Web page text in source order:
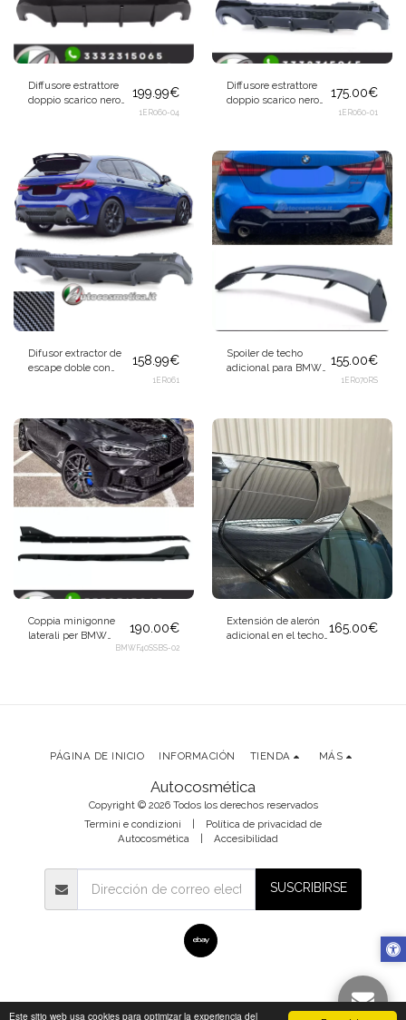
Este sitio web usa cookies para optimizar la experiencia del
Diffusore estrattore
doppio scarico nero
199.99€
1ER060-04
Diffusore estrattore
doppio scarico nero
175.00€
1ER060-01
Difusor extractor de
escape doble con
158.99€
1ER061
Spoiler de techo
adicional para BMW
155.00€
1ER070RS
Coppia minigonne
laterali per BMW
Serie 1 F40 118d 120d
190.00€
BMWF40SSBS-02
Extensión de alerón
adicional en el techo 165.00€
Autocosmética
Copyright © 2026 Todos los derechos reservados
Termini e condizioni | Política de privacidad de
Autocosmética | Accesibilidad
PÁGINA DE INICIO INFORMACIÓN TIENDA MÁS
SUSCRIBIRSE